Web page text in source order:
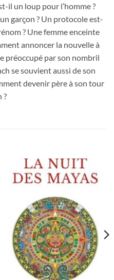
il un loup pour l’homme ?
garçon ? Un protocole est-
? Une femme enceinte
annoncer la nouvelle à
préoccupé par son nombril
se souvient aussi de son
devenir père à son tour
?